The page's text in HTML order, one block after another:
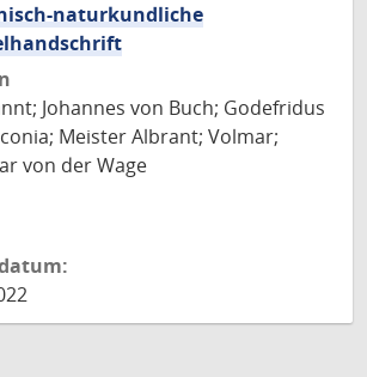
naturkundliche
Johannes von Buch; Godefridus
Meister Albrant; Volmar;
von der Wage